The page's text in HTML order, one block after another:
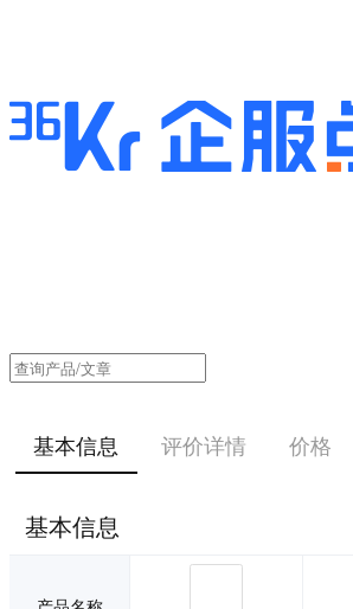
基本信息 评价详情 价格
基本信息